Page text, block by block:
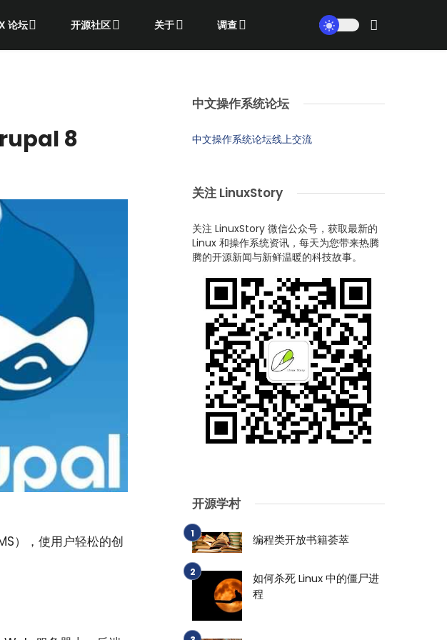
论坛 开源社区 关于 调查
8
），使用户轻松的创
中文操作系统论坛
中文操作系统论坛线上交流
关注 LinuxStory
关注 LinuxStory 微信公众号，获取最新的
Linux 和操作系统资讯，每天为您带来热腾
腾的开源新闻与新鲜温暖的科技故事。
开源学村
编程类开放书籍荟萃
如何杀死 Linux 中的僵尸进
程